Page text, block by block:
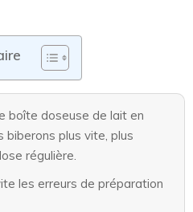
boîte doseuse de lait en
plus vite, plus
régulière.
les erreurs de préparation